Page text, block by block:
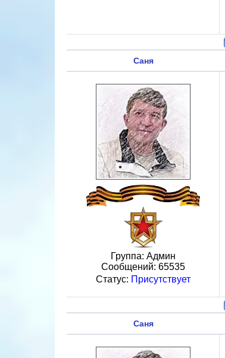
Саня
Группа: Админ
Сообщений: 65535
Статус: Присутствует
Саня